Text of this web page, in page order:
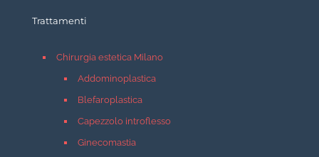
Trattamenti
Chirurgia estetica Milano
Addominoplastica
Blefaroplastica
Capezzolo introflesso
Ginecomastia